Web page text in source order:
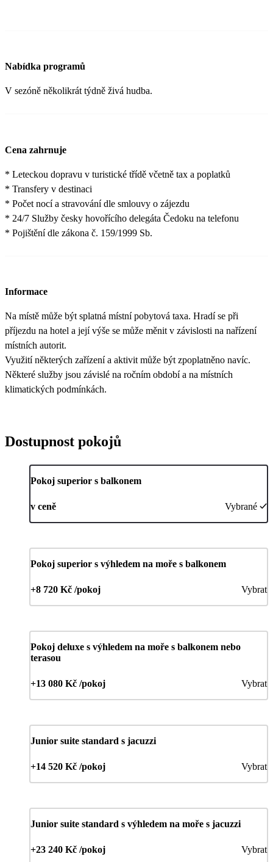
Nabídka programů
V sezóně několikrát týdně živá hudba.
Cena zahrnuje
* Leteckou dopravu v turistické třídě včetně tax a poplatků
* Transfery v destinaci
* Počet nocí a stravování dle smlouvy o zájezdu
* 24/7 Služby česky hovořícího delegáta Čedoku na telefonu
* Pojištění dle zákona č. 159/1999 Sb.
Informace
Na místě může být splatná místní pobytová taxa. Hradí se při
příjezdu na hotel a její výše se může měnit v závislosti na nařízení
místních autorit.
Využití některých zařízení a aktivit může být zpoplatněno navíc.
Některé služby jsou závislé na ročním období a na místních
klimatických podmínkách.
Dostupnost pokojů
Pokoj superior s balkonem
v ceně Vybrané
Pokoj superior s výhledem na moře s balkonem
+8 720 Kč /pokoj Vybrat
Pokoj deluxe s výhledem na moře s balkonem nebo
terasou
+13 080 Kč /pokoj Vybrat
Junior suite standard s jacuzzi
+14 520 Kč /pokoj Vybrat
Junior suite standard s výhledem na moře s jacuzzi
+23 240 Kč /pokoj Vybrat